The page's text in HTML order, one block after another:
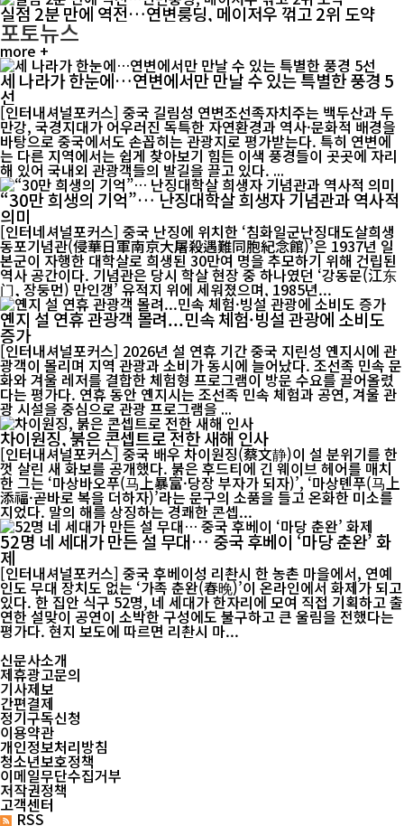
실점 2분 만에 역전…연변룽딩, 메이저우 꺾고 2위 도약
포토뉴스
more +
세 나라가 한눈에…연변에서만 만날 수 있는 특별한 풍경 5
선
[인터내셔널포커스] 중국 길림성 연변조선족자치주는 백두산과 두
만강, 국경지대가 어우러진 독특한 자연환경과 역사·문화적 배경을
바탕으로 중국에서도 손꼽히는 관광지로 평가받는다. 특히 연변에
는 다른 지역에서는 쉽게 찾아보기 힘든 이색 풍경들이 곳곳에 자리
해 있어 국내외 관광객들의 발길을 끌고 있다. ...
“30만 희생의 기억”… 난징대학살 희생자 기념관과 역사적
의미
[인터네셔널포커스] 중국 난징에 위치한 ‘침화일군난징대도살희생
동포기념관(侵華日軍南京大屠殺遇難同胞紀念館)’은 1937년 일
본군이 자행한 대학살로 희생된 30만여 명을 추모하기 위해 건립된
역사 공간이다. 기념관은 당시 학살 현장 중 하나였던 ‘강동문(江东
门, 장둥먼) 만인갱’ 유적지 위에 세워졌으며, 1985년...
옌지 설 연휴 관광객 몰려...민속 체험·빙설 관광에 소비도
증가
[인터내셔널포커스] 2026년 설 연휴 기간 중국 지린성 옌지시에 관
광객이 몰리며 지역 관광과 소비가 동시에 늘어났다. 조선족 민속 문
화와 겨울 레저를 결합한 체험형 프로그램이 방문 수요를 끌어올렸
다는 평가다. 연휴 동안 옌지시는 조선족 민속 체험과 공연, 겨울 관
광 시설을 중심으로 관광 프로그램을 ...
차이원징, 붉은 콘셉트로 전한 새해 인사
[인터내셔널포커스] 중국 배우 차이원징(蔡文静)이 설 분위기를 한
껏 살린 새 화보를 공개했다. 붉은 후드티에 긴 웨이브 헤어를 매치
한 그는 ‘마상바오푸(马上暴富·당장 부자가 되자)’, ‘마상톈푸(马上
添福·곧바로 복을 더하자)’라는 문구의 소품을 들고 온화한 미소를
지었다. 말의 해를 상징하는 경쾌한 콘셉...
52명 네 세대가 만든 설 무대… 중국 후베이 ‘마당 춘완’ 화
제
[인터내셔널포커스] 중국 후베이성 리촨시 한 농촌 마을에서, 연예
인도 무대 장치도 없는 ‘가족 춘완(春晚)’이 온라인에서 화제가 되고
있다. 한 집안 식구 52명, 네 세대가 한자리에 모여 직접 기획하고 출
연한 설맞이 공연이 소박한 구성에도 불구하고 큰 울림을 전했다는
평가다. 현지 보도에 따르면 리촨시 마...
신문사소개
제휴광고문의
기사제보
간편결제
정기구독신청
이용약관
개인정보처리방침
청소년보호정책
이메일무단수집거부
저작권정책
고객센터
RSS